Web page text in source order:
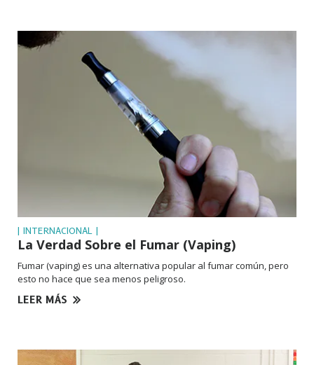
| INTERNACIONAL |
La Verdad Sobre el Fumar (Vaping)
Fumar (vaping) es una alternativa popular al fumar común, pero
esto no hace que sea menos peligroso.
LEER MÁS